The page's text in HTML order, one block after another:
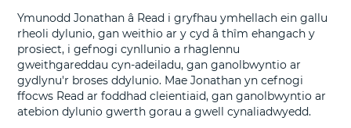
Ymunodd Jonathan â Read i gryfhau ymhellach ein gallu
rheoli dylunio, gan weithio ar y cyd â thîm ehangach y
prosiect, i gefnogi cynllunio a rhaglennu
gweithgareddau cyn-adeiladu, gan ganolbwyntio ar
gydlynu'r broses ddylunio. Mae Jonathan yn cefnogi
ffocws Read ar foddhad cleientiaid, gan ganolbwyntio ar
atebion dylunio gwerth gorau a gwell cynaliadwyedd.